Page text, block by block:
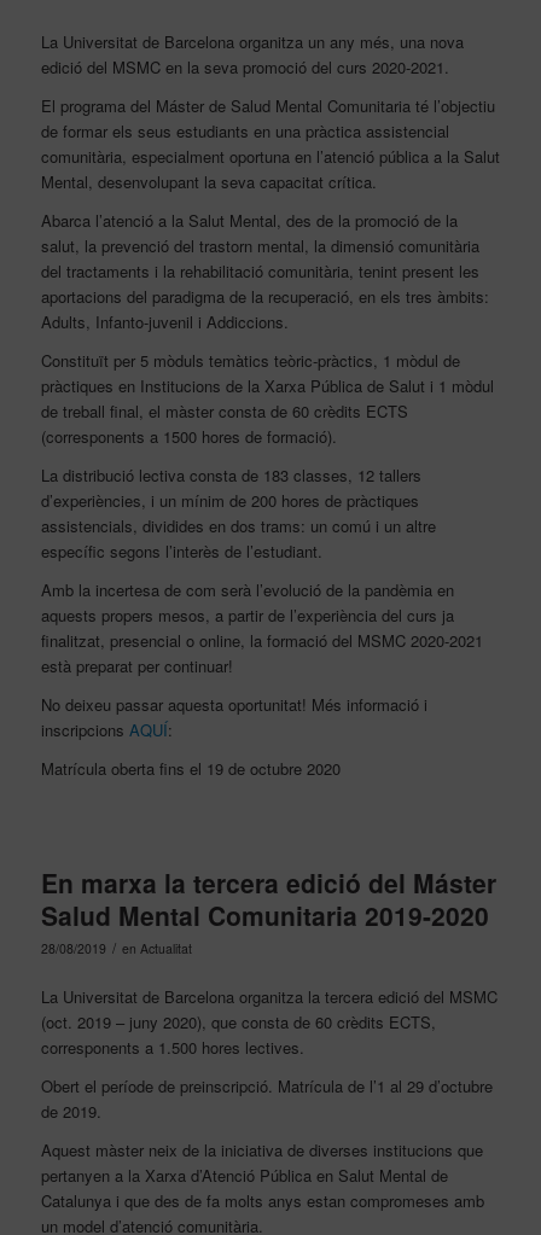
La Universitat de Barcelona organitza un any més, una nova
edició del MSMC en la seva promoció del curs 2020-2021.
El programa del Máster de Salud Mental Comunitaria té l’objectiu
de formar els seus estudiants en una pràctica assistencial
comunitària, especialment oportuna en l’atenció pública a la Salut
Mental, desenvolupant la seva capacitat crítica.
Abarca l’atenció a la Salut Mental, des de la promoció de la
salut, la prevenció del trastorn mental, la dimensió comunitària
del tractaments i la rehabilitació comunitària, tenint present les
aportacions del paradigma de la recuperació, en els tres àmbits:
Adults, Infanto-juvenil i Addiccions.
Constituït per 5 mòduls temàtics teòric-pràctics, 1 mòdul de
pràctiques en Institucions de la Xarxa Pública de Salut i 1 mòdul
de treball final, el màster consta de 60 crèdits ECTS
(corresponents a 1500 hores de formació).
La distribució lectiva consta de 183 classes, 12 tallers
d’experiències, i un mínim de 200 hores de pràctiques
assistencials, dividides en dos trams: un comú i un altre
específic segons l’interès de l’estudiant.
Amb la incertesa de com serà l’evolució de la pandèmia en
aquests propers mesos, a partir de l’experiència del curs ja
finalitzat, presencial o online, la formació del MSMC 2020-2021
està preparat per continuar!
No deixeu passar aquesta oportunitat! Més informació i
inscripcions AQUÍ:
Matrícula oberta fins el 19 de octubre 2020
En marxa la tercera edició del Máster
Salud Mental Comunitaria 2019-2020
28/08/2019 / en Actualitat
La Universitat de Barcelona organitza la tercera edició del MSMC
(oct. 2019 – juny 2020), que consta de 60 crèdits ECTS,
corresponents a 1.500 hores lectives.
Obert el període de preinscripció. Matrícula de l’1 al 29 d’octubre
de 2019.
Aquest màster neix de la iniciativa de diverses institucions que
pertanyen a la Xarxa d’Atenció Pública en Salut Mental de
Catalunya i que des de fa molts anys estan compromeses amb
un model d’atenció comunitària.